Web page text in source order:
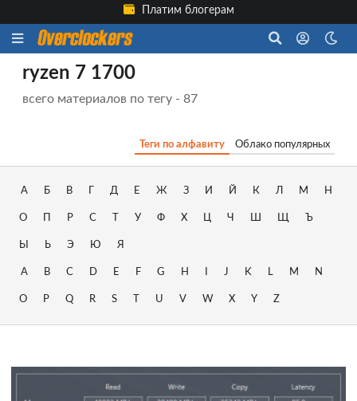
Платим блогерам
ryzen 7 1700
всего материалов по тегу - 87
Теги по алфавиту Облако популярных
А Б В Д Е Ж З И Й К Л М Н
О Р С У Ф Х Ц Ч Ш Щ Ъ
Ы Ь Э Ю Я
A B C D E F G H J K L M N
O P Q R S U V W X Y Z